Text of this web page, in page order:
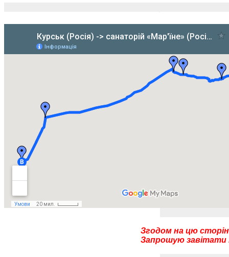
Згодом на цю
Запрошую завітати